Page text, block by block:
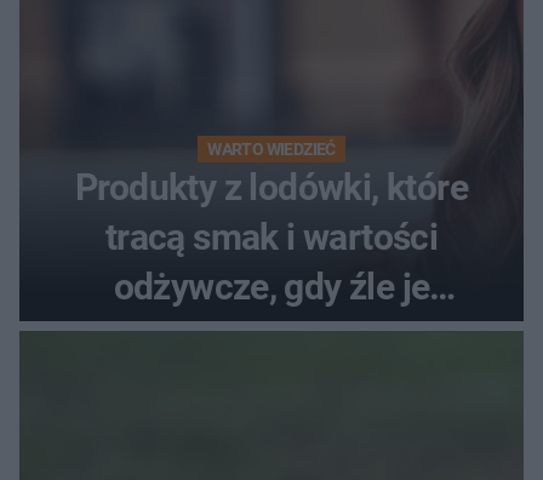
WARTO WIEDZIEĆ
Produkty z lodówki, które
tracą smak i wartości
odżywcze, gdy źle je
przechowujesz. Uczestniczka